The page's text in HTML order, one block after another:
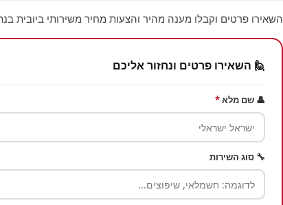
השאירו פרטים וקבלו מענה מהיר והצעות מחיר משירותי ביובית
🙋 השאירו פרטים ונחזור אליכם
👤 שם מלא*
🔧 סוג השירות